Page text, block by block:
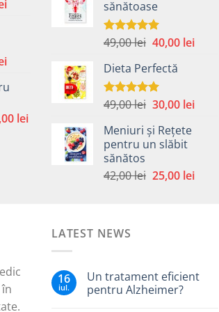
Prețul
Prețul
este:
leiPrețul
300,00 lei.
fost:
59,00 lei.
sănătoase
Evaluat la
49,00lei Prețul
a
fost:
49,00 lei.
40,00 leiPrețul
Dieta Perfectă
Evaluat la
49,00lei Prețul
a
fost:
30,00 leiPrețul
Meniuri și Rețete
pentru un slăbit
sănătos
42,00lei Prețul
25,00 leiPrețul
LATEST NEWS
16
iul.
Un tratament eficient
pentru Alzheimer?